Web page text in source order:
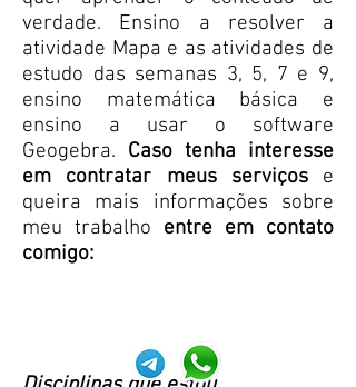
verdade. Ensino a resolver a
atividade Mapa e as atividades de
estudo das semanas 3, 5, 7 e 9,
ensino matemática básica e
ensino a usar o software
Geogebra. Caso tenha interesse
em contratar meus serviçose
queira mais informações sobre
meu trabalho entre em contato
comigo: